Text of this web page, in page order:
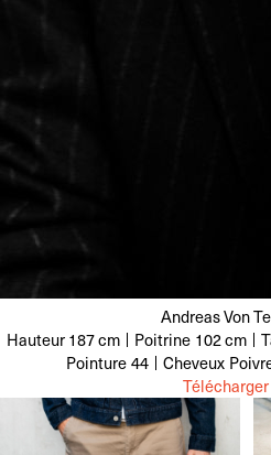
Andreas Von
Hauteur 187 cm Poitrine 102 cm
Pointure44 Cheveux